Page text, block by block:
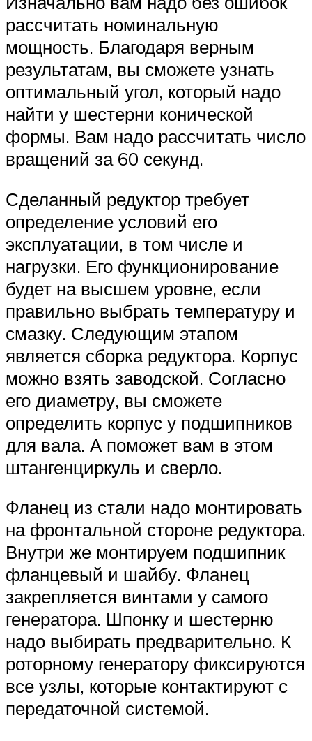
рассчитать номинальную
мощность. Благодаря верным
результатам, вы сможете узнать
оптимальный угол, который надо
найти у шестерни конической
формы. Вам надо рассчитать число
вращений за 60 секунд.
Сделанный редуктор требует
определение условий его
эксплуатации, в том числе и
нагрузки. Его функционирование
будет на высшем уровне, если
правильно выбрать температуру и
смазку. Следующим этапом
является сборка редуктора. Корпус
можно взять заводской. Согласно
его диаметру, вы сможете
определить корпус у подшипников
для вала. А поможет вам в этом
штангенциркуль и сверло.
Фланец из стали надо монтировать
на фронтальной стороне редуктора.
Внутри же монтируем подшипник
фланцевый и шайбу. Фланец
закрепляется винтами у самого
генератора. Шпонку и шестерню
надо выбирать предварительно. К
роторному генератору фиксируются
все узлы, которые контактируют с
передаточной системой.